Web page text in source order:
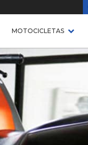
MOTOCICLETAS